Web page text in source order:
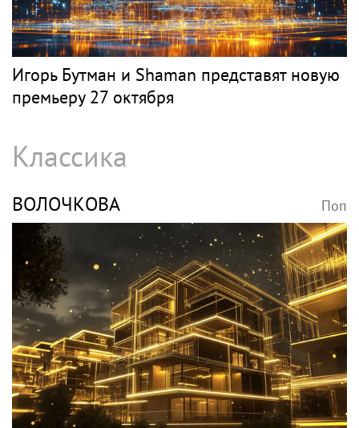
Игорь Бутман и Shaman представят новую
премьеру 27 октября
Классика
ВОЛОЧКОВА Поп